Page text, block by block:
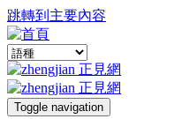
跳轉到主要內容
Toggle navigation